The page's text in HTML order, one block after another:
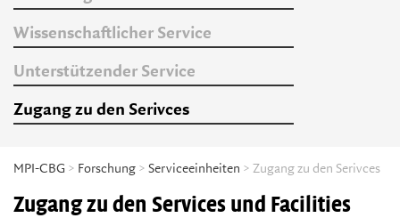
Wissenschaftlicher Service
Unterstützender Service
Zugang zu den Serivces
MPI-CBG > Forschung > Serviceeinheiten > Zugang zu den Serivces
Zugang zu den Services und Facilities